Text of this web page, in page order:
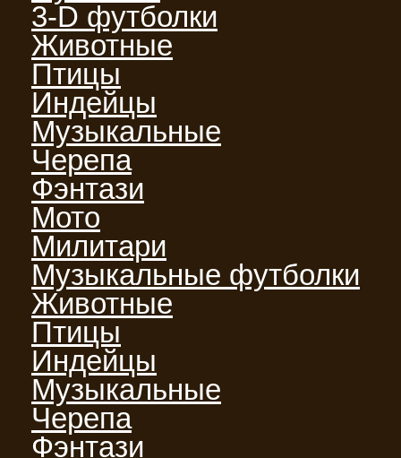
3-D футболки
Животные
Птицы
Индейцы
Музыкальные
Черепа
Фэнтази
Мото
Милитари
Музыкальные футболки
Животные
Птицы
Индейцы
Музыкальные
Черепа
Фэнтази